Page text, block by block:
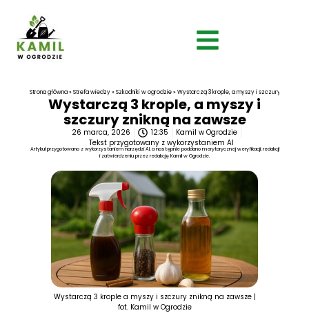
Strona główna»Strefa wiedzy»Szkodniki w ogrodzie»Wystarczą 3 krople, a myszy i szczury znikną na
Wystarczą 3 krople, a myszy i
szczury znikną na zawsze
26 marca, 2026 12:35
Kamil w Ogrodzie
Tekst przygotowany z wykorzystaniem AI
Artykuł przygotowano z wykorzystaniem narzędzi AI, a następnie poddano merytorycznej weryfikacji, redakcji
i zatwierdzeniu przez redakcję Kamil w Ogrodzie.
Wystarczą 3 krople a myszy i szczury znikną na zawsze |
fot. Kamil w Ogrodzie